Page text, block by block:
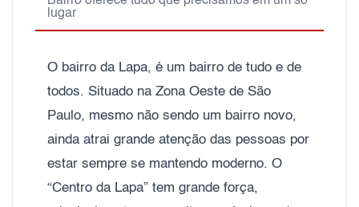
lugar
O bairro da Lapa, é um bairro de tudo e de
todos. Situado na Zona Oeste de São
Paulo, mesmo não sendo um bairro novo,
ainda atrai grande atenção das pessoas por
estar sempre se mantendo moderno. O
“Centro da Lapa” tem grande força,